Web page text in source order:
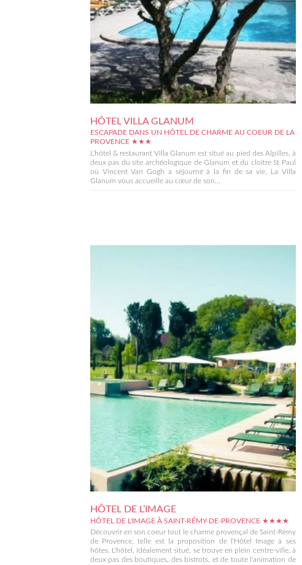
HÔTEL VILLA GLANUM
ESCAPADE DANS UN HÔTEL DE CHARME AU COEUR DE LA
PROVENCE ★★★
L'hôtel & restaurant Villa Glanum est situé au pied des Alpilles, à
deux pas du site archéologique de Glanum et du cloître St Paul
où Vincent Van Gogh a séjourné à la fin de sa vie. La Villa
Glanum vous accueille au cœur de son...
HÔTEL DE L’IMAGE
HÔTEL DE L'IMAGE À SAINT-RÉMY-DE-PROVENCE ★★★★
Découvrir en son coeur tout le charme provençal de Saint-Rémy
de Provence, telle est la proposition de l'Hôtel Image à ses
hôtes. L'hôtel, idéalement situé, se trouve en plein centre-ville, à
deux pas des boutiques, des bistrots, et de toute l'animation de